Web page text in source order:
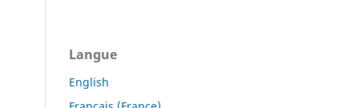
Langue
English